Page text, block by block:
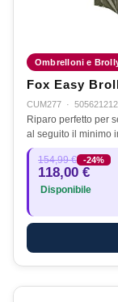
Ombrelloni e
Fox Easy
CUM277 ·
Riparo perfetto per
al seguito il minimo
154,99 € -24%
118,00 €
Disponibile